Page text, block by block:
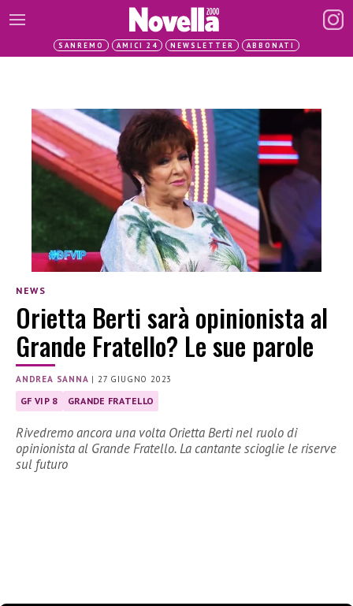
SANREMO AMICI 24 NEWSLETTER ABBONATI
NEWS
Orietta Berti sarà opinionista al
Grande Fratello? Le sue parole
ANDREA SANNA |27 GIUGNO 2023
GF VIP 8 GRANDE FRATELLO
Rivedremo ancora una volta Orietta Berti nel ruolo di
opinionista al Grande Fratello. La cantante scioglie le riserve
sul futuro